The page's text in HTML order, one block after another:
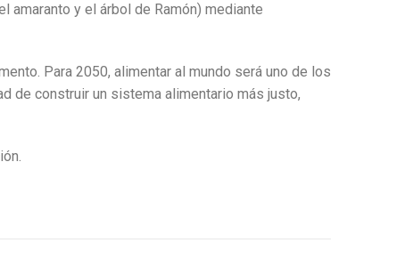
amaranto y el árbol de Ramón) mediante
Para 2050, alimentar al mundo será uno de los
de construir un sistema alimentario más justo,